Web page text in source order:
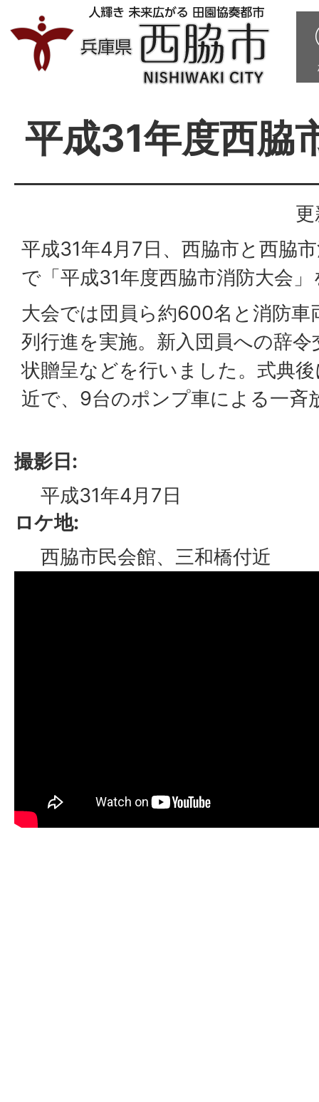
平成31年度西脇
平成31年4月7日、西脇市と西脇
で「平成31年度西脇市消防大会
大会では団員ら約600名と消防
列行進を実施。新入団員への辞
状贈呈などを行いました。式典
近で、9台のポンプ車による一斉
撮影日:
平成31年4月7日
ロケ地:
西脇市民会館、三和橋付近